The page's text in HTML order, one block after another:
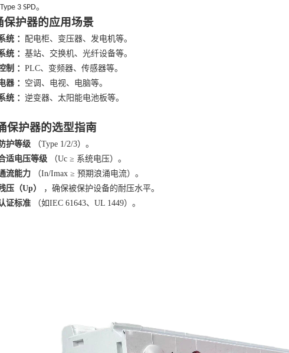
Type 3 SPD。
保护器的应用场景
统 ： 配电柜、变压器、发电机等。
统 ： 基站、交换机、光纤设备等。
制 ： PLC、变频器、传感器等。
器 ： 空调、电视、电脑等。
统 ： 逆变器、太阳能电池板等。
保护器的选型指南
护等级 （Type 1/2/3）。
适电压等级
（Uc ≥ 系统电压）。
流能力
（In/Imax ≥ 预期浪涌电流）。
压（Up）
，确保被保护设备的耐压水平。
证标准
（如IEC 61643、UL 1449）。